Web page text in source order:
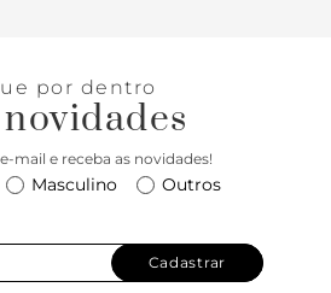
por dentro
mail e receba as novidades!
Masculino Outros
Cadastrar